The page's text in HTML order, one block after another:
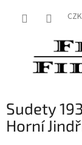
CZK
Sudety
Horní